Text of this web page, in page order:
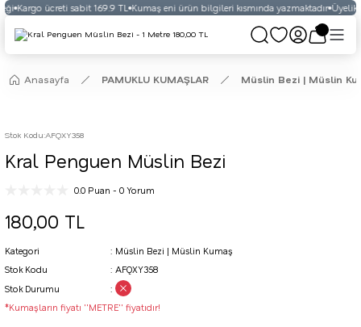
Kargo ücreti sabit 169.9 TL Kumaş eni ürün bilgileri kısmında yazmaktadır Üyelikli
Anasayfa PAMUKLU KUMAŞLAR Müslin Bezi | Müslin
Stok Kodu:AFQXY358
Kral Penguen Müslin Bezi
0.0 Puan - 0 Yorum
180,00 TL
Kategori
Müslin Bezi | Müslin Kumaş
Stok Kodu
AFQXY358
Stok Durumu
*Kumaşların fiyatı ''METRE'' fiyatıdır!